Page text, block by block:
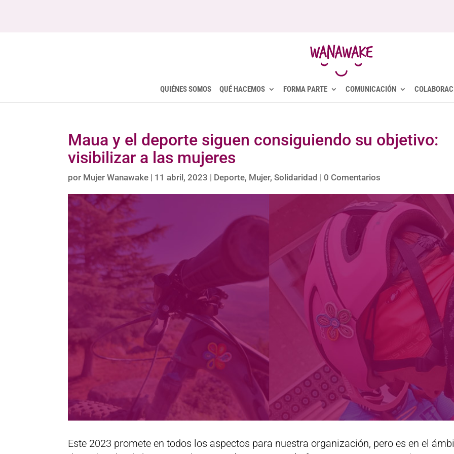
QUIÉNES SOMOS QUÉ HACEMOS FORMA PARTE COMUNICACIÓN
Maua y el deporte siguen consiguiendo su objetivo:
visibilizar a las mujeres
por Mujer Wanawake | 11 abril, 2023 | Deporte, Mujer,Solidaridad | 0 Comentarios
Este 2023 promete en todos los aspectos para nuestra organización, pero es en el